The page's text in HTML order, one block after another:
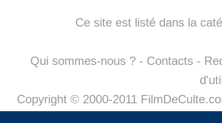
Ce site est listé dans la
Qui sommes-nous ? - Contacts -
Copyright © 2000-2011